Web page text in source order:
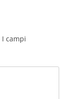
I campi